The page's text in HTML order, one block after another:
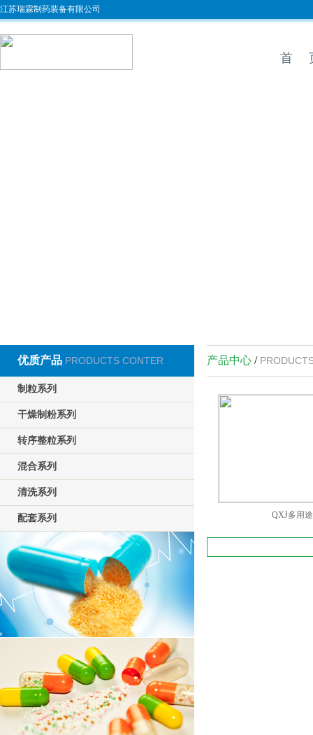
江苏瑞霖制药装备有限公司
首
优质产品 PRODUCTS CONTER
制粒系列
干燥制粉系列
转序整粒系列
混合系列
清洗系列
配套系列
产品中心 /
QXJ多用